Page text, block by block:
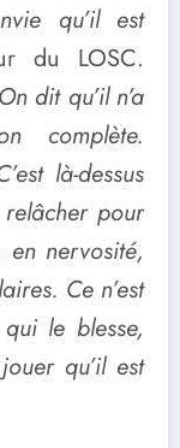
qu’il est
du LOSC.
dit qu’il n’a
complète.
là-dessus
pour
nervosité,
Ce n’est
le blesse,
qu’il est